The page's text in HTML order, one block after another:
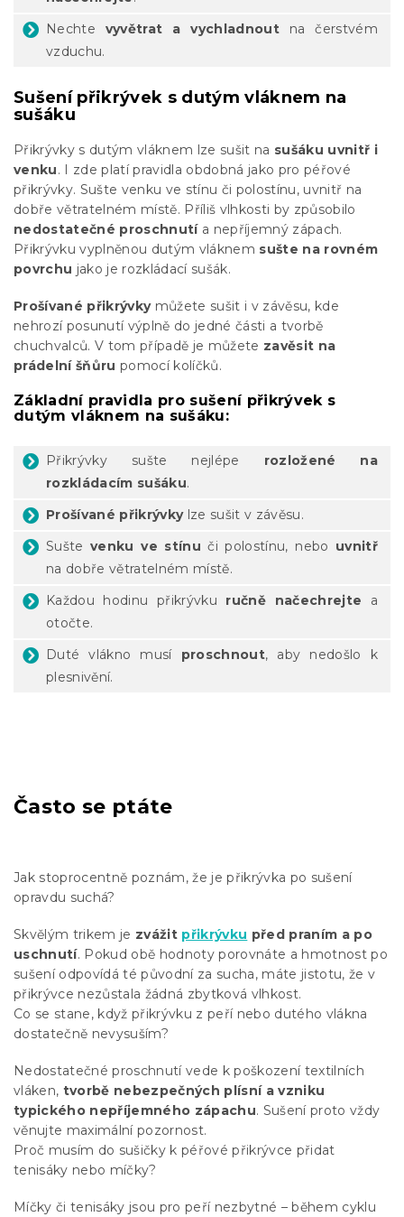
Nechte vyvětrat a vychladnout na čerstvém
vzduchu.
Sušení přikrývek s dutým vláknem na
sušáku
Přikrývky s dutým vláknem lze sušit na sušáku uvnitř i
venku. I zde platí pravidla obdobná jako pro péřové
přikrývky. Sušte venku ve stínu či polostínu, uvnitř na
dobře větratelném místě. Příliš vlhkosti by způsobilo
nedostatečné proschnutía nepříjemný zápach.
Přikrývku vyplněnou dutým vláknem sušte na rovném
povrchu jako je rozkládací sušák.
Prošívané přikrývkymůžete sušit i v závěsu, kde
nehrozí posunutí výplně do jedné části a tvorbě
chuchvalců. V tom případě je můžete zavěsit na
prádelní šňůru pomocí kolíčků.
Základní pravidla pro sušení přikrývek s
dutým vláknem na sušáku:
Přikrývky sušte nejlépe rozložené na
rozkládacím sušáku.
Prošívané přikrývkylze sušit v závěsu.
Suštevenku ve stínu či polostínu, nebo uvnitř
na dobře větratelném místě.
Každou hodinu přikrývku ručně načechrejte a
otočte.
Duté vlákno musí proschnout, aby nedošlo k
plesnivění.
Často se ptáte
Jak stoprocentně poznám, že je přikrývka po sušení
opravdu suchá?
Skvělým trikem je zvážit přikrývku před praním a po
uschnutí. Pokud obě hodnoty porovnáte a hmotnost po
sušení odpovídá té původní za sucha, máte jistotu, že v
přikrývce nezůstala žádná zbytková vlhkost.
Co se stane, když přikrývku z peří nebo dutého vlákna
dostatečně nevysuším?
Nedostatečné proschnutí vede k poškození textilních
vláken, tvorbě nebezpečných plísní a vzniku
typického nepříjemného zápachu. Sušení proto vždy
věnujte maximální pozornost.
Proč musím do sušičky k péřové přikrývce přidat
tenisáky nebo míčky?
Míčky či tenisáky jsou pro peří nezbytné – během cyklu